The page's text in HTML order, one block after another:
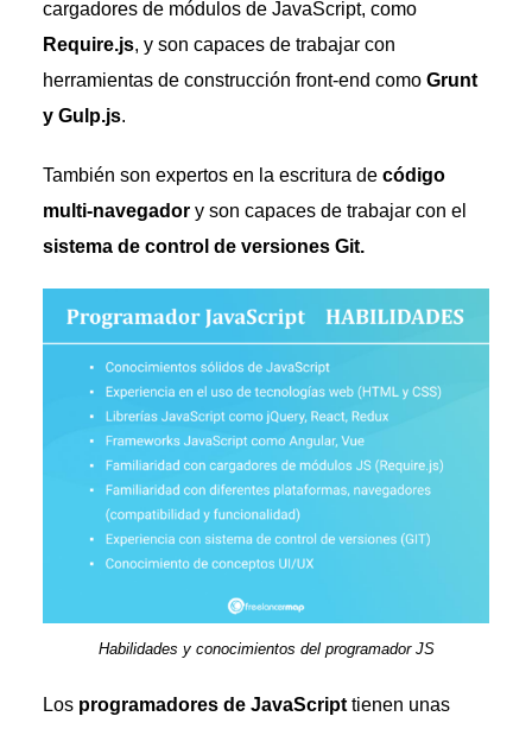
cargadores de módulos de JavaScript, como
Require.js, y son capaces de trabajar con
herramientas de construcción front-end como Grunt
y Gulp.js.
También son expertos en la escritura de código
multi-navegadory son capaces de trabajar con el
sistema de control de versiones Git.
Habilidades y conocimientos del programador JS
Los programadores de JavaScripttienen unas